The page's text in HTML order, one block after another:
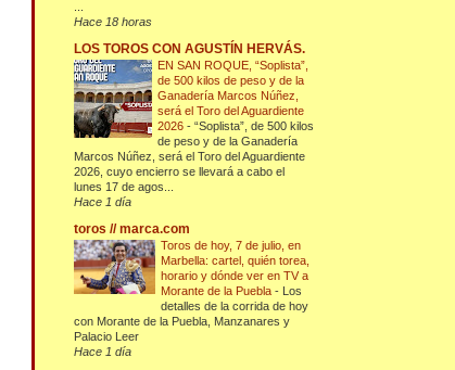
Hace 18 horas
LOS TOROS CON AGUSTÍN HERVÁS.
EN SAN ROQUE, “Soplista”,
de 500 kilos de peso y de la
Ganadería Marcos Núñez,
será el Toro del Aguardiente
2026-“Soplista”, de 500 kilos
de peso y de la Ganadería
Marcos Núñez, será el Toro del Aguardiente
2026, cuyo encierro se llevará a cabo el
lunes 17 de agos...
Hace 1 día
toros // marca.com
Toros de hoy, 7 de julio, en
Marbella: cartel, quién torea,
horario y dónde ver en TV a
Morante de la Puebla- Los
detalles de la corrida de hoy
con Morante de la Puebla, Manzanares y
Palacio Leer
Hace 1 día